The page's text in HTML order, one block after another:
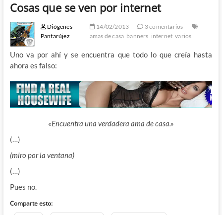
Cosas que se ven por internet
Diógenes
Pantarújez
14/02/2013
3 comentarios
amas de casa banners internet varios
Uno va por ahí y se encuentra que todo lo que creía hasta
ahora es falso:
«Encuentra una verdadera ama de casa.»
(…)
(miro por la ventana)
(…)
Pues no.
Comparte esto: